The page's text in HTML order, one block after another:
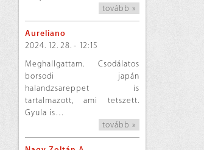
tovább »
Aureliano
2024. 12. 28. - 12:15
Meghallgattam. Csodálatos
borsodi japán
halandzsareppet is
tartalmazott, ami tetszett.
Gyula is…
tovább »